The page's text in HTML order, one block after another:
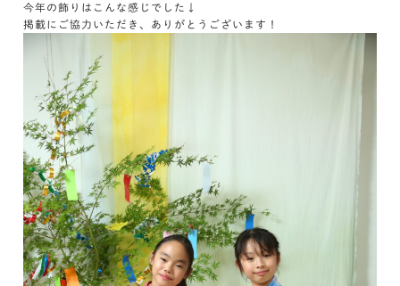
今年の飾りはこんな感じでした↓
掲載にご協力いただき、ありがとうございます！